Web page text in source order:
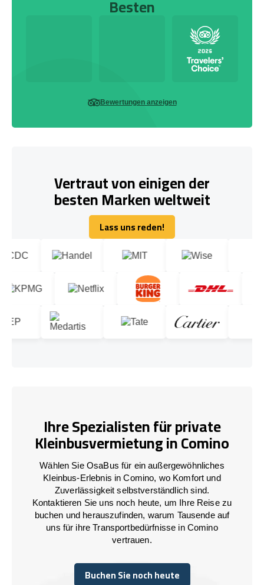
Besten
Bewertungen anzeigen
Vertraut von einigen der
besten Marken weltweit
Lass uns reden!
Lass uns reden!
Ihre Spezialisten für private
Kleinbusvermietung in Comino
Wählen Sie OsaBus für ein außergewöhnliches
Kleinbus-Erlebnis in Comino, wo Komfort und
Zuverlässigkeit selbstverständlich sind.
Kontaktieren Sie uns noch heute, um Ihre Reise zu
buchen und herauszufinden, warum Tausende auf
uns für ihre Transportbedürfnisse in Comino
vertrauen.
Buchen Sie noch heute